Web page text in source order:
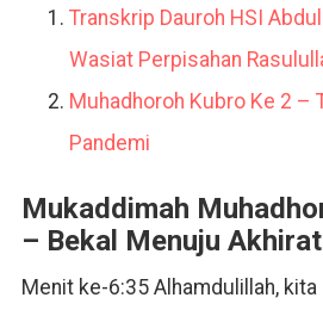
Transkrip Dauroh HSI
Muhadhoroh Kubro Ke 2 –
Pandemi
Mukaddimah
– Bekal Menuju Akhirat
Menit ke-6:35 Alhamdulillah,